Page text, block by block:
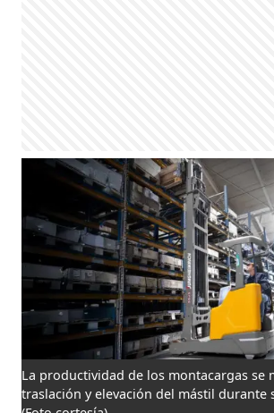
La productividad de los montacargas se
traslación y elevación del mástil durante